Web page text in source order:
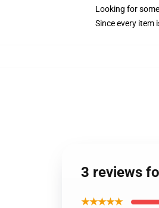
Looking for
Since every item
3 reviews
★★★★★